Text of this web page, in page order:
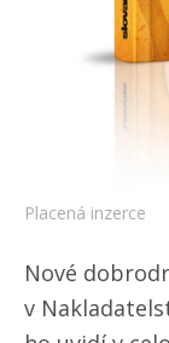
Placená inzerce
Nové
v